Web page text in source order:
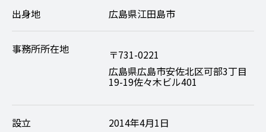
出身地 広島県江田島市
事務所所在地
〒731-0221
広島県広島市安佐北区可部3丁目
19-19佐々木ビル401
設立 2014年4月1日